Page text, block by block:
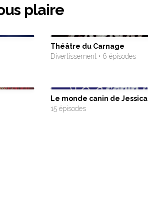
plaire
Théâtre du Carnage
Divertissement • 6 épisodes
Le monde canin de Jessica
15 épisodes